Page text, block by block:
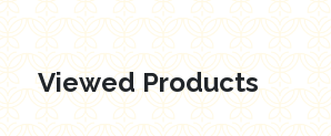
EGP 14.95
Viewed Products